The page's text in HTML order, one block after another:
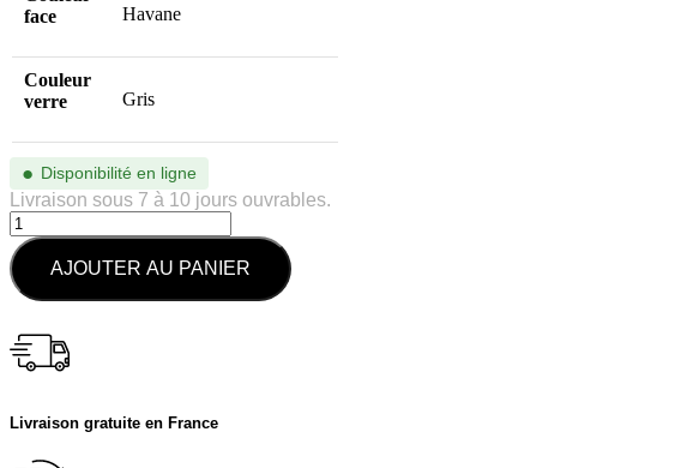
face
Havane
Couleur
verre
Gris
● Disponibilité en ligne
Livraison sous 7 à 10 jours ouvrables.
AJOUTER AU PANIER
Livraison gratuite en France